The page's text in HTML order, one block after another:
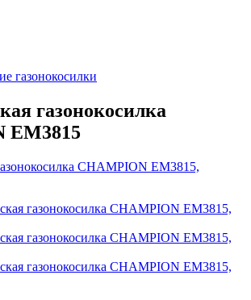
газонокосилки
газонокосилка
EM3815